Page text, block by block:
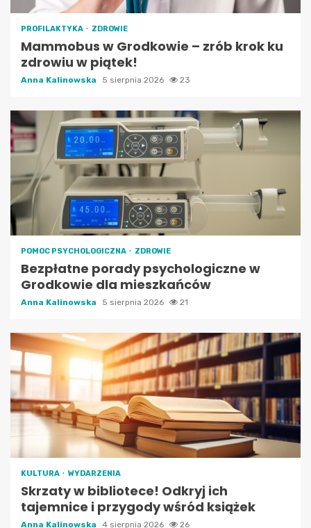
PROFILAKTYKA ZDROWIE
Mammobus w Grodkowie – zrób krok ku
zdrowiu w piątek!
Anna Kalinowska 5 sierpnia 2026 23
POMOC PSYCHOLOGICZNA ZDROWIE
Bezpłatne porady psychologiczne w
Grodkowie dla mieszkańców
Anna Kalinowska 5 sierpnia 2026 21
KULTURA WYDARZENIA
Skrzaty w bibliotece! Odkryj ich
tajemnice i przygody wśród książek
Anna Kalinowska 4 sierpnia 2026 26